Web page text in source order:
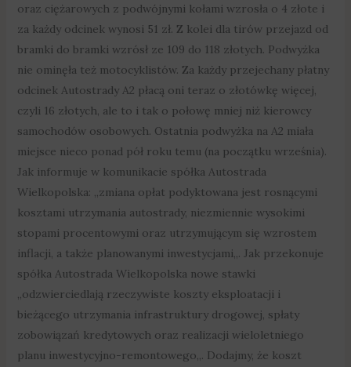
oraz ciężarowych z podwójnymi kołami wzrosła o 4 złote i
za każdy odcinek wynosi 51 zł. Z kolei dla tirów przejazd od
bramki do bramki wzrósł ze 109 do 118 złotych. Podwyżka
nie ominęła też motocyklistów. Za każdy przejechany płatny
odcinek Autostrady A2 płacą oni teraz o złotówkę więcej,
czyli 16 złotych, ale to i tak o połowę mniej niż kierowcy
samochodów osobowych. Ostatnia podwyżka na A2 miała
miejsce nieco ponad pół roku temu (na początku września).
Jak informuje w komunikacie spółka Autostrada
Wielkopolska: „zmiana opłat podyktowana jest rosnącymi
kosztami utrzymania autostrady, niezmiennie wysokimi
stopami procentowymi oraz utrzymującym się wzrostem
inflacji, a także planowanymi inwestycjami„. Jak przekonuje
spółka Autostrada Wielkopolska nowe stawki
„odzwierciedlają rzeczywiste koszty eksploatacji i
bieżącego utrzymania infrastruktury drogowej, spłaty
zobowiązań kredytowych oraz realizacji wieloletniego
planu inwestycyjno-remontowego„. Dodajmy, że koszt